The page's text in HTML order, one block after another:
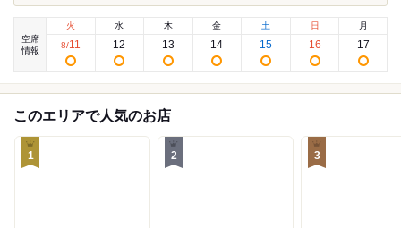
空席
情報
火
8/11
水
12
木
13
金
14
土
15
日
16
月
17
このエリアで人気のお店
1 2 3